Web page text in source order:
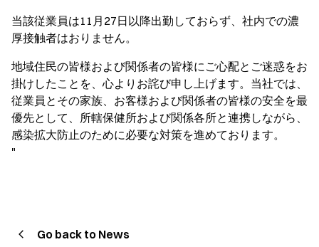
当該従業員は11月27日以降出勤しておらず、社内での濃
厚接触者はおりません。
地域住民の皆様および関係者の皆様にご心配とご迷惑をお
掛けしたことを、心よりお詫び申し上げます。当社では、
従業員とその家族、お客様および関係者の皆様の安全を最
優先として、所轄保健所および関係各所と連携しながら、
感染拡大防止のために必要な対策を進めております。
"
Go back to News